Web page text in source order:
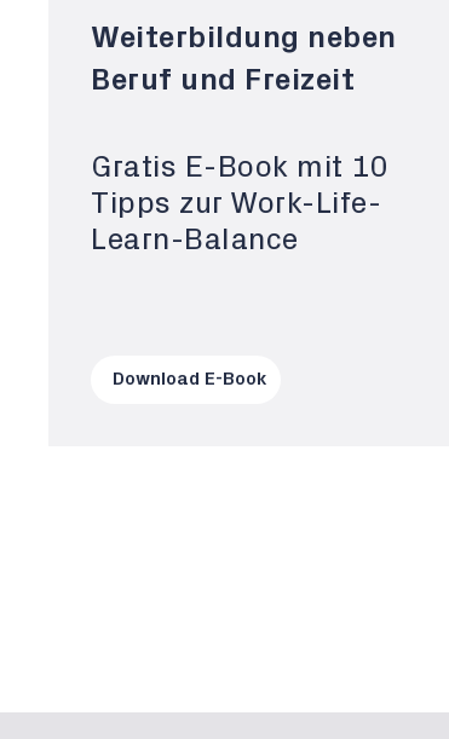
Weiterbildung neben
Beruf und Freizeit
Gratis E-Book mit 10
Tipps zur Work-Life-
Learn-Balance
Download E-Book